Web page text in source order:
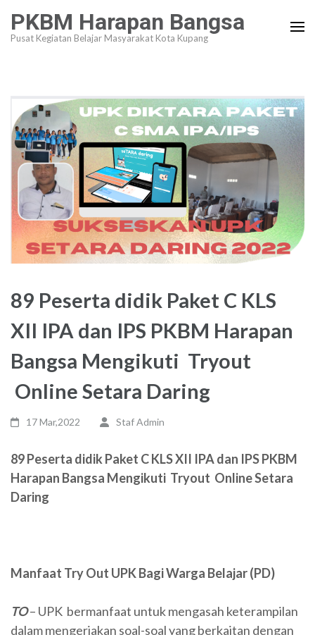
konten
PKBM Harapan Bangsa
Pusat Kegiatan Belajar Masyarakat Kota Kupang
89 Peserta didik Paket C KLS
XII IPA dan IPS PKBM Harapan
Bangsa Mengikuti Tryout
Online Setara Daring
17 Mar,2022 Staf Admin
89 Peserta didik Paket C KLS XII IPA dan IPS PKBM
Harapan Bangsa Mengikuti Tryout Online Setara
Daring
Manfaat Try Out UPK Bagi Warga Belajar (PD)
TO– UPK bermanfaat untuk mengasah keterampilan
dalam mengerjakan soal-soal yang berkaitan dengan